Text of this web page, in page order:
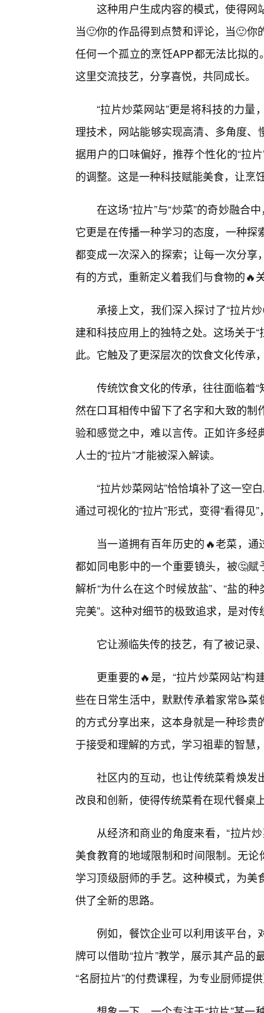
这种用户生成内容的模式，使得网
当🙂你的作品得到点赞和评论，当🙂
任何一个孤立的烹饪APP都无法比拟
这里交流技艺，分享喜悦，共同成长。
“拉片炒菜网站”更是将科技的力
理技术，网站能够实现高清、多角度
据用户的口味偏好，推荐个性化的“拉
的调整。这是一种科技赋能美食，让烹
在这场“拉片”与“炒菜”的奇妙融合
它更是在传播一种学习的态度，一种
都变成一次深入的探索；让每一次分
有的方式，重新定义着我们与食物的🔥
承接上文，我们深入探讨了“拉片
建和科技应用上的独特之处。这场关于
此。它触及了更深层次的饮食文化传承
传统饮食文化的传承，往往面临着
然在口耳相传中留下了名字和大致的
验和感觉之中，难以言传。正如许多
人士的“拉片”才能被深入解读。
“拉片炒菜网站”恰恰填补了这一空
通过可视化的“拉片”形式，变得“看得见”
当一道拥有百年历史的🔥老菜，
都如同电影中的一个重要镜头，被🤔
解析“为什么在这个时候放盐”、“盐的
完美”。这种对细节的极致追求，是对
它让濒临失传的技艺，有了被记录
更重要的🔥是，“拉片炒菜网站”
些在日常生活中，默默传承着家常📝
的方式分享出来，这本身就是一种珍
于接受和理解的方式，学习祖辈的智慧
社区内的互动，也让传统菜肴焕发
改良和创新，使得传统菜肴在现代餐桌
从经济和商业的角度来看，“拉片
美食教育的地域限制和时间限制。无
学习顶级厨师的手艺。这种模式，为
供了全新的思路。
例如，餐饮企业可以利用该平台，
牌可以借助“拉片”教学，展示其产品
“名厨拉片”的付费课程，为专业厨师提